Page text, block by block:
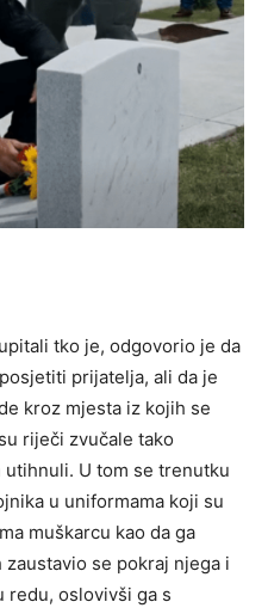
tko je, odgovorio je da
prijatelja, ali da je
kroz mjesta iz kojih se
riječi zvučale tako
U tom se trenutku
u uniformama koji su
muškarcu kao da ga
se pokraj njega i
redu, oslovivši ga s